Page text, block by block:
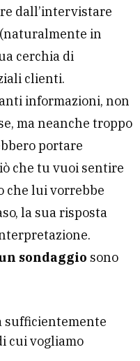
dall’intervistare
in
cerchia di
clienti.
informazioni, non
ma neanche troppo
portare
che tu vuoi sentire
che lui vorrebbe
la sua risposta
sondaggio sono
sufficientemente
cui vogliamo